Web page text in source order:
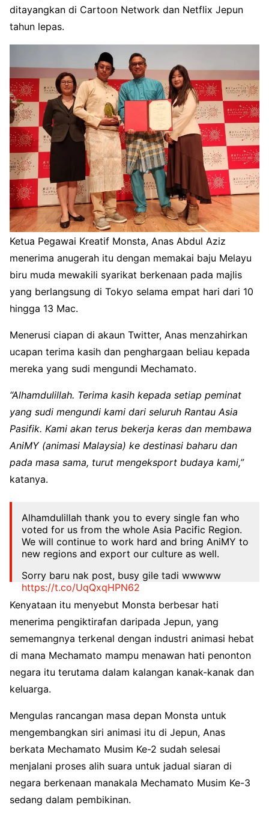
ditayangkan di Cartoon Network dan Netflix Jepun
tahun lepas.
Ketua Pegawai Kreatif Monsta, Anas Abdul Aziz
menerima anugerah itu dengan memakai baju Melayu
biru muda mewakili syarikat berkenaan pada majlis
yang berlangsung di Tokyo selama empat hari dari 10
hingga 13 Mac.
Menerusi ciapan di akaun Twitter, Anas menzahirkan
ucapan terima kasih dan penghargaan beliau kepada
mereka yang sudi mengundi Mechamato.
“Alhamdulillah. Terima kasih kepada setiap peminat
yang sudi mengundi kami dari seluruh Rantau Asia
Pasifik. Kami akan terus bekerja keras dan membawa
AniMY (animasi Malaysia) ke destinasi baharu dan
pada masa sama, turut mengeksport budaya kami,”
katanya.
Alhamdulillah thank you to every single fan who
voted for us from the whole Asia Pacific Region.
We will continue to work hard and bring AniMY to
new regions and export our culture as well.
Sorry baru nak post, busy gile tadi wwwww
https://t.co/UqQxqHPN62
— Mechanas Abdul Aziz | MECHAMATO MOVIE
🇲🇾🌺 (@anasabdulaziz83)March 13, 2023
Kenyataan itu menyebut Monsta berbesar hati
menerima pengiktirafan daripada Jepun, yang
sememangnya terkenal dengan industri animasi hebat
di mana Mechamato mampu menawan hati penonton
negara itu terutama dalam kalangan kanak-kanak dan
keluarga.
Mengulas rancangan masa depan Monsta untuk
mengembangkan siri animasi itu di Jepun, Anas
berkata Mechamato Musim Ke-2 sudah selesai
menjalani proses alih suara untuk jadual siaran di
negara berkenaan manakala Mechamato Musim Ke-3
sedang dalam pembikinan.